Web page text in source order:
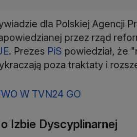
dla Polskiej Agencji
przez rząd
. Prezes PiS powiedział, że
poza traktaty i
W TVN24 GO
Izbie Dyscyplinarnej